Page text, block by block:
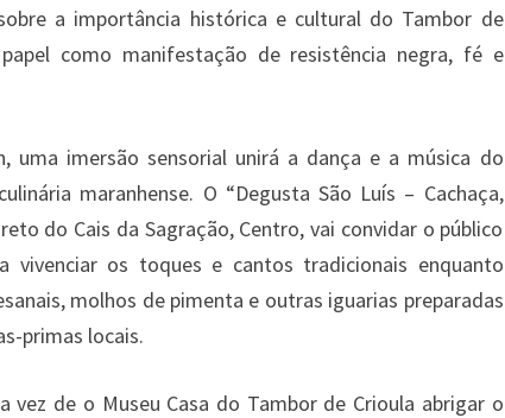
a importância histórica e cultural do Tambor de
como manifestação de resistência negra, fé e
uma imersão sensorial unirá a dança e a música do
maranhense. O “Degusta São Luís – Cachaça,
do Cais da Sagração, Centro, vai convidar o público
vivenciar os toques e cantos tradicionais enquanto
molhos de pimenta e outras iguarias preparadas
primas locais.
vez de o Museu Casa do Tambor de Crioula abrigar o